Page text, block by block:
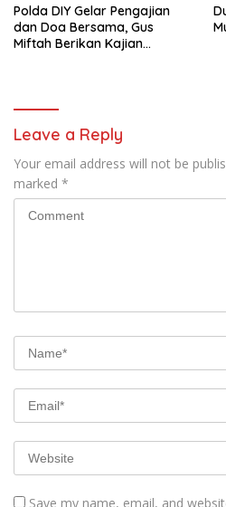
Polda DIY Gelar Pengajian
dan Doa Bersama, Gus
Miftah Berikan Kajian
Leave a Reply
Your email address will not be
marked *
Save my name, email, and